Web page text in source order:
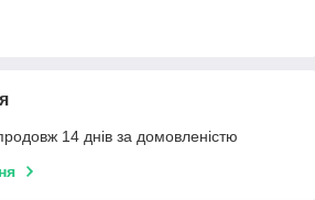
14 днів за домовленістю